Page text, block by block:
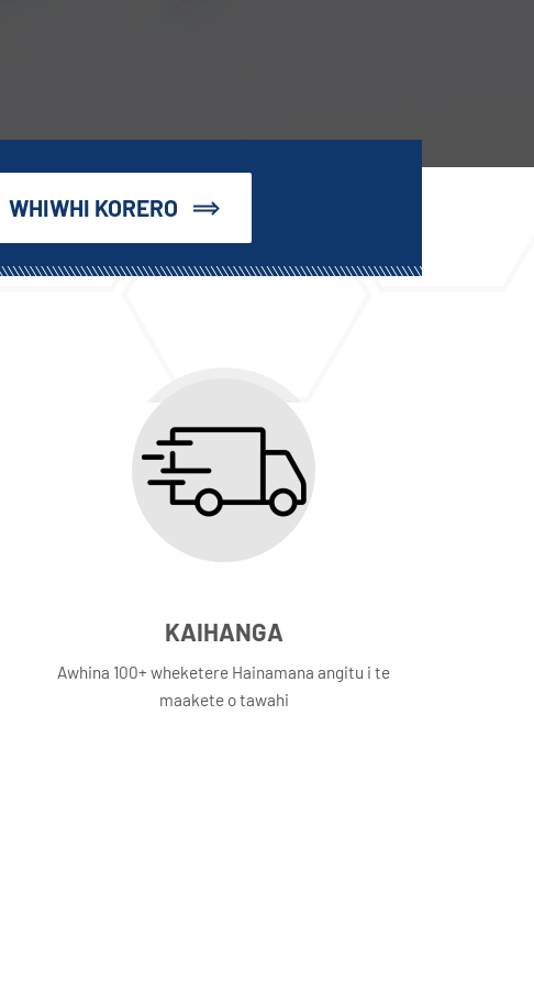
WHIWHI KORERO
KAIHANGA
Awhina 100+ wheketere Hainamana angitu i te
maakete o tawahi